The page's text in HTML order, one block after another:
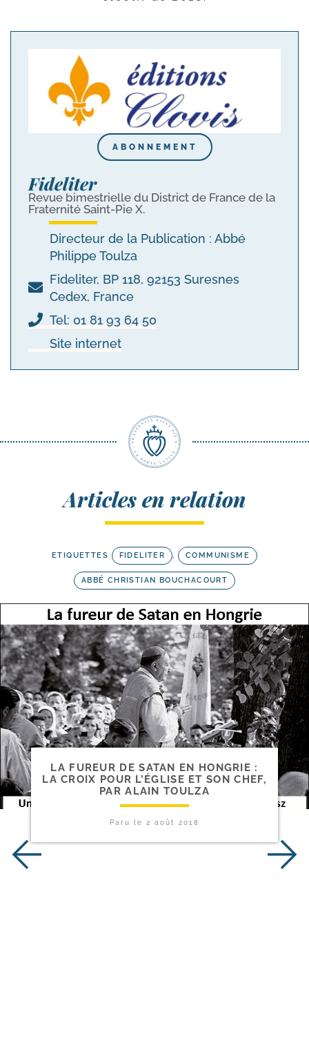
ABONNEMENT
Fideliter
Revue bimestrielle du District de France de la
Fraternité Saint-Pie X.
Directeur de la Publication : Abbé
Philippe Toulza
Fideliter, BP 118, 92153 Suresnes
Cedex, France
Tel: 01 81 93 64 50
Site internet
Articles en relation
ETIQUETTES FIDELITER , COMMUNISME
ABBÉ CHRISTIAN BOUCHACOURT
LA FUREUR DE SATAN EN HONGRIE :
LA CROIX POUR L’ÉGLISE ET SON CHEF,
PAR ALAIN TOULZA
Paru le 2 août 2018